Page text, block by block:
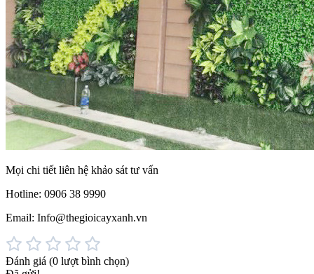
Mọi chi tiết liên hệ khảo sát tư vấn
Hotline: 0906 38 9990
Email: Info@thegioicayxanh.vn
Đánh giá (0 lượt bình chọn)